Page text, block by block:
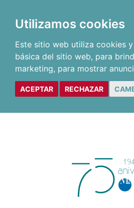
Utilizamos cookies
Este sitio web utiliza cookies
básica del sitio web, para
marketing, para mostrar
ACEPTAR RECHAZAR